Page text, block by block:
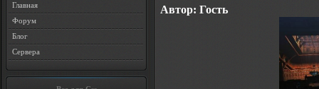
Главная
Форум
Блог
Сервера
Автор: Гость